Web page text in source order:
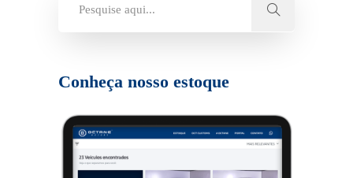
Conheça nosso estoque